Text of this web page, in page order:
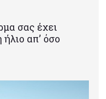
σας έχει
απ’ όσο